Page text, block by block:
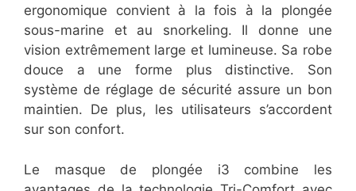
ergonomique convient à la fois à la plongée
sous-marine et au snorkeling. Il donne une
vision extrêmement large et lumineuse. Sa robe
douce a une forme plus distinctive. Son
système de réglage de sécurité assure un bon
maintien. De plus, les utilisateurs s’accordent
sur son confort.
Le masque de plongée i3 combine les